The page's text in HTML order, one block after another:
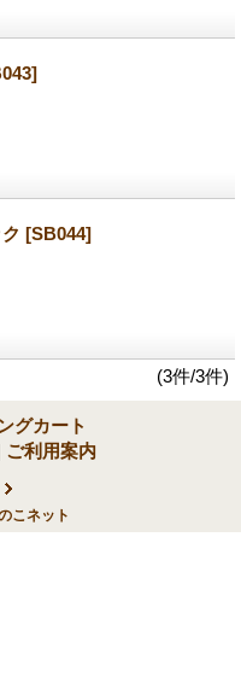
[SB044]
(3件/3件)
グカート
ご利用案内
こネット